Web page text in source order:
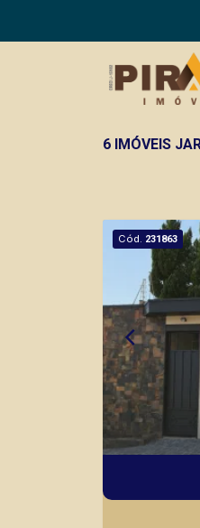
6 IMÓVEIS
Cód. 231863